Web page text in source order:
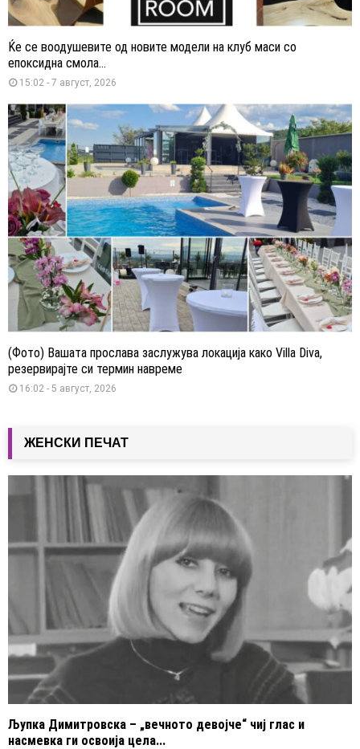
Ќе се воодушевите од новите модели на клуб маси со
епоксидна смола...
15:02 - 7 август, 2026
(Фото) Вашата прослава заслужува локација како Villa Diva,
резервирајте си термин навреме
16:02 - 5 август, 2026
ЖЕНСКИ ПЕЧАТ
Љупка Димитровска – „вечното девојче“ чиј глас и
насмевка ги освоија цела...